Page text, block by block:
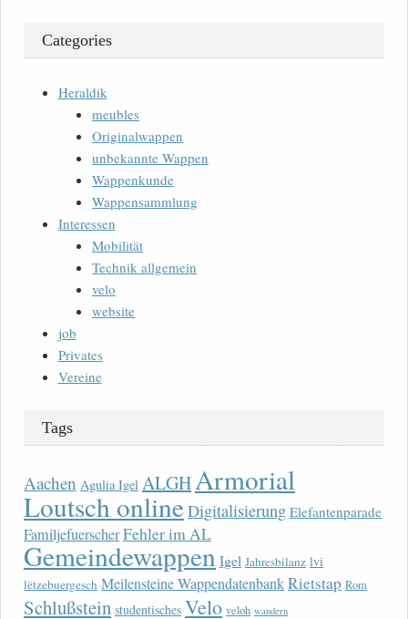
Categories
Heraldik
meubles
Originalwappen
unbekannte Wappen
Wappenkunde
Wappensammlung
Interessen
Mobilität
Technik allgemein
velo
website
job
Privates
Vereine
Tags
Aachen Agulia Igel ALGHArmorial
Loutsch onlineDigitalisierung Elefantenparade
FamiljefuerscherFehler im AL
Gemeindewappen Igel Jahresbilanz lvi
lëtzebuergesch Meilensteine WappendatenbankRietstap Rom
Schlußstein studentisches Velo veloh wandern